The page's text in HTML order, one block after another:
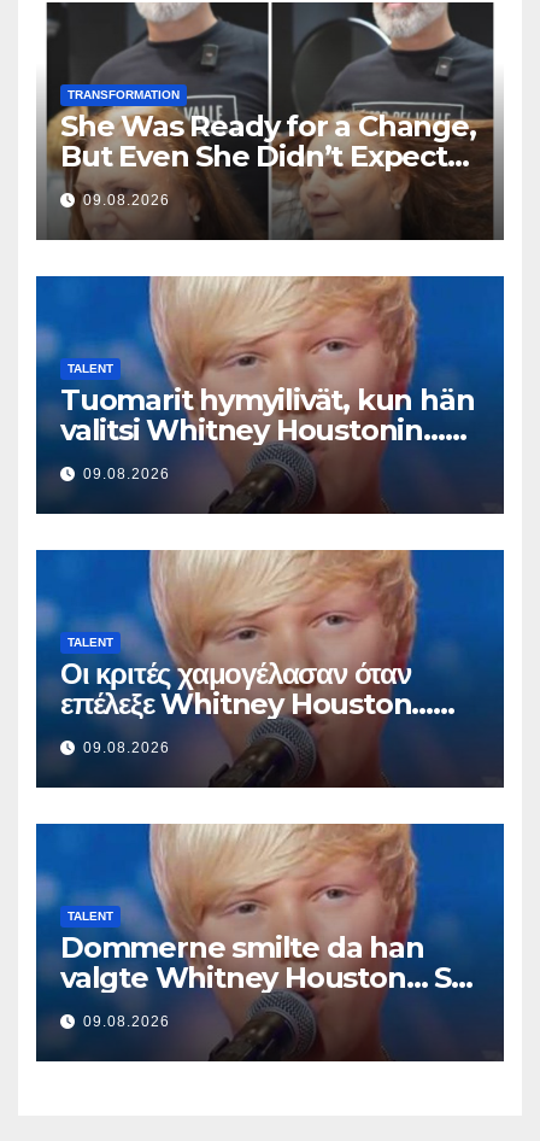
TRANSFORMATION
She Was Ready for a Change,
But Even She Didn’t Expect
This Result
09.08.2026
TALENT
Tuomarit hymyilivät, kun hän
valitsi Whitney Houstonin…
Sitten hän alkoi laulaa
09.08.2026
TALENT
Οι κριτές χαμογέλασαν όταν
επέλεξε Whitney Houston…
Μετά άρχισε να τραγουδά
09.08.2026
TALENT
Dommerne smilte da han
valgte Whitney Houston… Så
begynte han å synge
09.08.2026